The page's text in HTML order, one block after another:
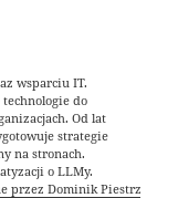
wsparciu IT.
do
Od lat
strategie
na stronach.
o LLMy.
przez Dominik Piestrzyński